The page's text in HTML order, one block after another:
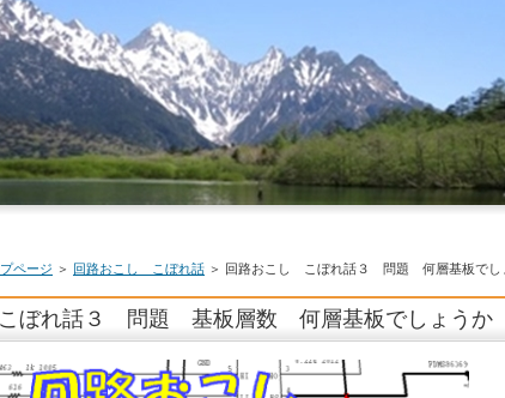
プページ ＞ 回路おこし こぼれ話 ＞ 回路おこし こぼれ話３ 問題 何層基板でし
こぼれ話３ 問題 基板層数 何層基板でしょうか